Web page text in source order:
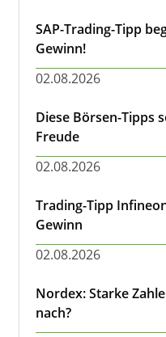
SAP-Trading-Tipp
Gewinn!
02.08.2026
Diese Börsen-Tipps
Freude
02.08.2026
Trading-Tipp
Gewinn
02.08.2026
Nordex: Starke
nach?